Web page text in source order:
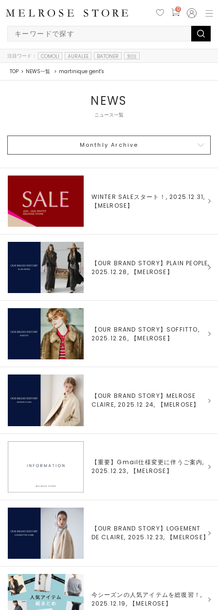
0
注目ワード： COMOLI AURALEE BATONER 別注
TOP NEWS一覧 martinique gent's
NEWS
ニュース一覧
Monthly Archive
WINTER SALEスタート！, 2025.12.31,
【MELROSE】
【OUR BRAND STORY】PLAIN PEOPLE,
2025.12.28, 【MELROSE】
【OUR BRAND STORY】SOFFITTO,
2025.12.26, 【MELROSE】
【OUR BRAND STORY】MELROSE
CLAIRE, 2025.12.24, 【MELROSE】
【重要】Gmail仕様変更に伴うご案内,
2025.12.23, 【MELROSE】
【OUR BRAND STORY】LOGEMENT
DE CLAIRE, 2025.12.23, 【MELROSE】
今シーズンの人気アイテムを総復習！,
2025.12.19, 【MELROSE】